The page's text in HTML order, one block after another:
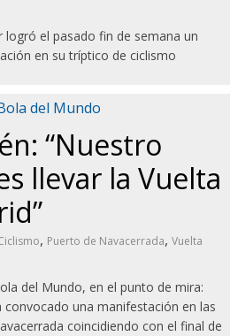
logró el pasado fin de semana un
en su tríptico de ciclismo
“Nuestro
llevar la Vuelta
, Puerto de Navacerrada,Vuelta
del Mundo, en el punto de mira:
convocado una manifestación en las
coincidiendo con el final de